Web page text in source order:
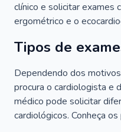
clínico e solicitar exames
ergométrico e o
Tipos de
Dependendo dos
procura o cardiologista e
médico pode solicitar
cardiológicos. Conheça os